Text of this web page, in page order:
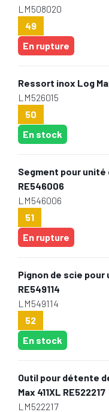
LM508020
49
En rupture
Ressort inox Log
LM526015
50
En stock
Segment pour unité
RE546006
LM546006
51
En rupture
Pignon de scie pour
RE549114
LM549114
52
En stock
Outil pour détente
Max 411XL RE522217
LM522217